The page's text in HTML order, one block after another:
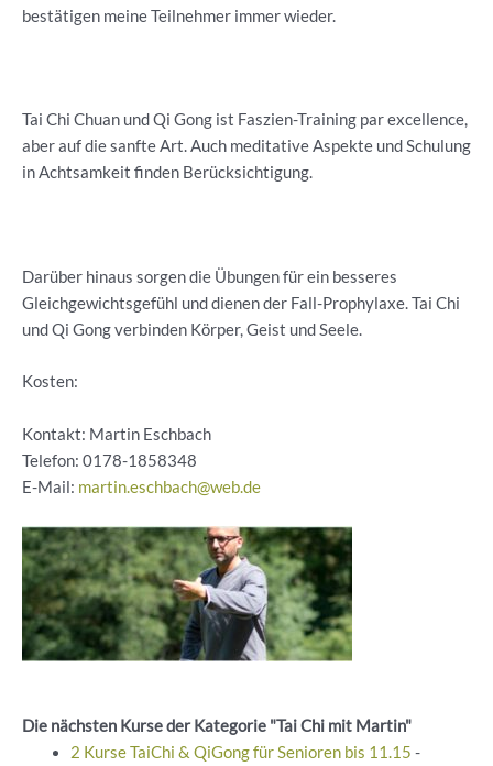
bestätigen meine Teilnehmer immer wieder.
Tai Chi Chuan und Qi Gong ist Faszien-Training par excellence,
aber auf die sanfte Art. Auch meditative Aspekte und Schulung
in Achtsamkeit finden Berücksichtigung.
Darüber hinaus sorgen die Übungen für ein besseres
Gleichgewichtsgefühl und dienen der Fall-Prophylaxe. Tai Chi
und Qi Gong verbinden Körper, Geist und Seele.
Kosten:
Kontakt: Martin Eschbach
Telefon: 0178-1858348
E-Mail: martin.eschbach@web.de
Die nächsten Kurse der Kategorie "Tai Chi mit Martin"
2 Kurse TaiChi & QiGong für Senioren bis 11.15 -